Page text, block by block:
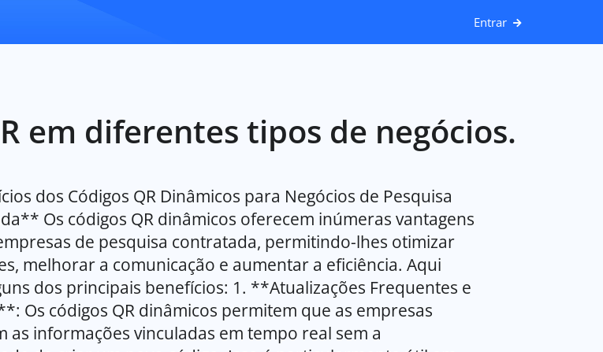
Entrar
em diferentes tipos de negócios.
dos Códigos QR Dinâmicos para Negócios de Pesquisa
Os códigos QR dinâmicos oferecem inúmeras vantagens
de pesquisa contratada, permitindo-lhes otimizar
melhorar a comunicação e aumentar a eficiência. Aqui
dos principais benefícios: 1. **Atualizações Frequentes e
Os códigos QR dinâmicos permitem que as empresas
as informações vinculadas em tempo real sem a